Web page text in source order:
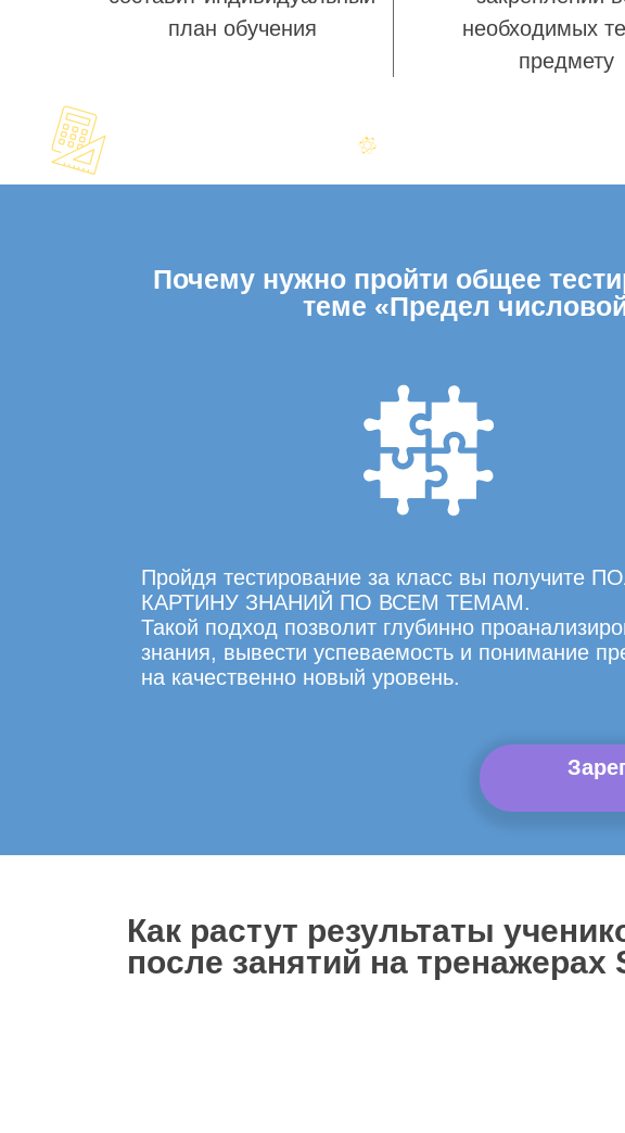
план обучения
необходимых
предмету
Почему нужно пройти общее
теме «Предел
Пройдя тестирование за класс вы получите
КАРТИНУ ЗНАНИЙ ПО ВСЕМ ТЕМАМ.
Такой подход позволит глубинно
знания, вывести успеваемость и понимание
на качественно новый уровень.
Как растут результаты
после занятий на тренажерах